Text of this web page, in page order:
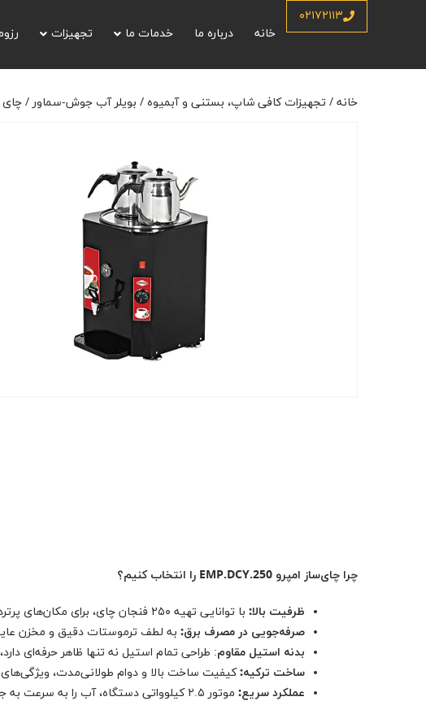
۰۲۱۷۲۱۱۳
خانه
درباره ما خدمات ما تجهیزات
تجهیزات کافی شاپ، بستنی و آبمیوه
خانه / تجهیزات کافی شاپ، بستنی و آبمیوه / بویلر آب جوش-سماور / چای
چرا چای‌ساز امپرو EMP.DCY.250 را انتخاب کنیم؟
ظرفیت بالا: با توانایی تهیه ۲۵۰ فنجان چای، برای مکان‌های پرتردد مثل کافه‌ها و رستوران‌های شلوغ عالی هست.
صرفه‌جویی در مصرف برق: به لطف ترموستات دقیق و مخزن
بدنه استیل مقاوم: طراحی تمام استیل نه تنها ظاهر حرفه‌ای
ساخت ترکیه:کیفیت ساخت بالا و دوام طولانی‌مدت،
عملکرد سریع: موتور ۲.۵ کیلوواتی دستگاه، آب را به سرعت به جوش می‌رساند و فرآیند دم‌آوری چای را کوتاه می‌کند.